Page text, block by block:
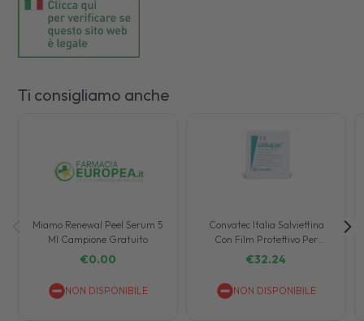
Ti consigliamo anche
Miamo Renewal Peel Serum 5
Ml Campione Gratuito
€0.00
NON DISPONIBILE
Convatec Italia Salviettina
Con Film Protettivo Per
Stomia Convacare 100 Pezzi
€32.24
NON DISPONIBILE